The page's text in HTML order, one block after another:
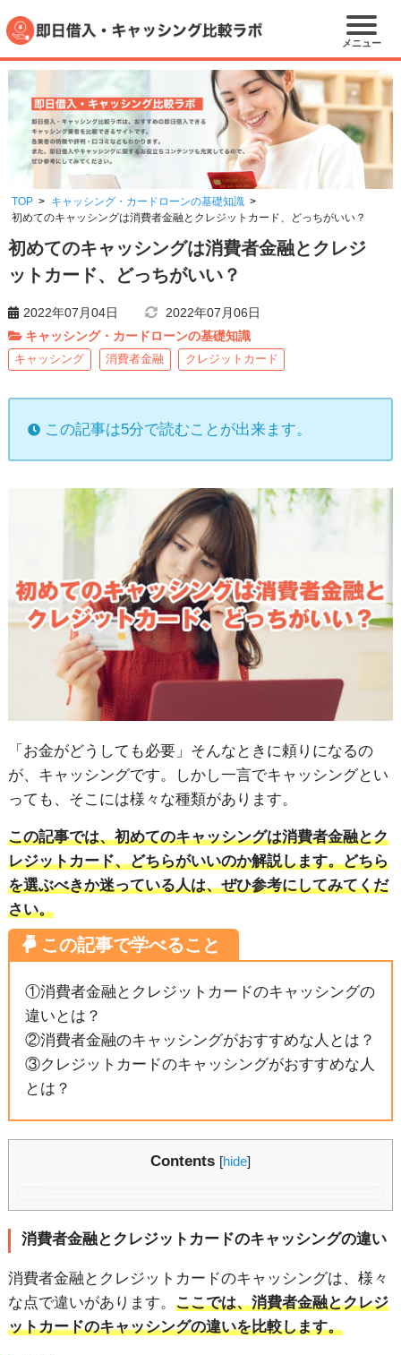
メニュー
TOP
キャッシング・カードローンの基礎知識
初めてのキャッシングは消費者金融とクレジットカード、どっちがいい？
初めてのキャッシングは消費者金融とクレジ
ットカード、どっちがいい？
2022年07月04日
2022年07月06日
キャッシング・カードローンの基礎知識
キャッシング 消費者金融 クレジットカード
この記事は5分で読むことが出来ます。
「お金がどうしても必要」そんなときに頼りになるの
が、キャッシングです。しかし一言でキャッシングとい
っても、そこには様々な種類があります。
この記事では、初めてのキャッシングは消費者金融とク
レジットカード、どちらがいいのか解説します。どちら
を選ぶべきか迷っている人は、ぜひ参考にしてみてくだ
さい。
①消費者金融とクレジットカードのキャッシングの
違いとは？
②消費者金融のキャッシングがおすすめな人とは？
③クレジットカードのキャッシングがおすすめな人
とは？
Contents [hide]
消費者金融とクレジットカードのキャッシングの違い
消費者金融とクレジットカードのキャッシングは、様々
な点で違いがあります。 ここでは、消費者金融とクレジ
ットカードのキャッシングの違いを比較します。